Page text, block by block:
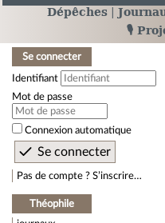
Dépêches
🎙️
Se connecter
Identifiant
Mot de passe
Connexion automatique
Pas de compte ? S’inscrire…
Théophile